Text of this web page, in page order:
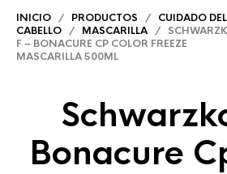
INICIO / PRODUCTOS / CUIDADO DEL
CABELLO / MASCARILLA /
F – BONACURE CP COLOR FREEZE
MASCARILLA 500ML
Bonacure